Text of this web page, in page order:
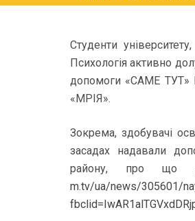
Студенти
Психологія активно
допомоги «САМЕ ТУТ»
«МРІЯ».
Зокрема, здобувачі
засадах надавали
району, про що
m.tv/ua/news/305601/